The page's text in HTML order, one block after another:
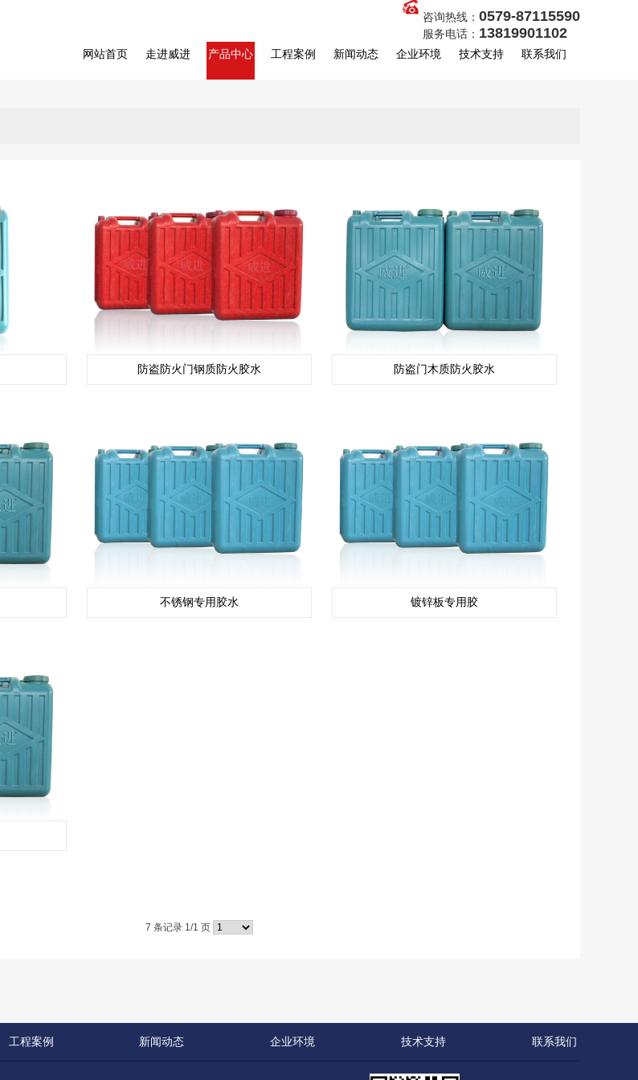
咨询热线： 0579-87115590
服务电话： 13819901102
网站首页 走进威进 产品中心 工程案例 新闻动态 企业环境 技术支持 联系我们
防盗防火门钢质防火胶水 防盗门木质防火胶水
不锈钢专用胶水 镀锌板专用胶
7 条记录 1/1 页
工程案例 新闻动态 企业环境 技术支持 联系我们